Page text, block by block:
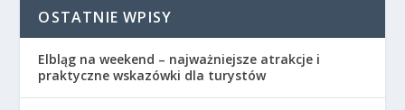
OSTATNIE WPISY
Elbląg na weekend – najważniejsze atrakcje i
praktyczne wskazówki dla turystów